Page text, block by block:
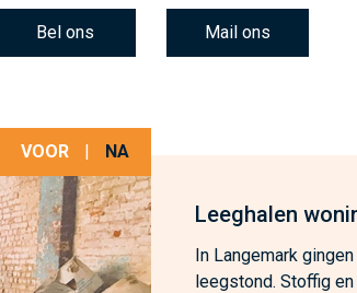
Bel ons Mail ons
VOOR | NA
Leeghalen
In Langemark
leegstond. Stoffig